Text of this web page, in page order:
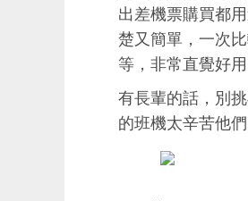
出差機票購買都
楚又簡單，一次
等，非常直覺好
有長輩的話，別
的班機太辛苦他們